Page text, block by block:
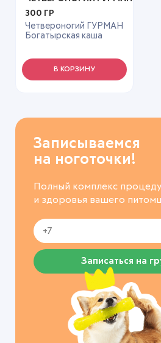
300 ГР
Четвероногий ГУРМАН
Богатырская каша
В КОРЗИНУ
Записываемся
на ноготочки!
Полный комплекс
и здоровья вашего
Записаться на